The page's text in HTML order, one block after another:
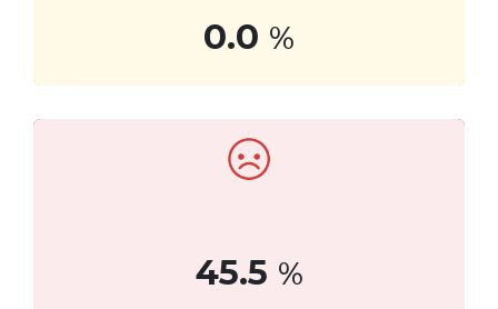
0.0 %
45.5 %